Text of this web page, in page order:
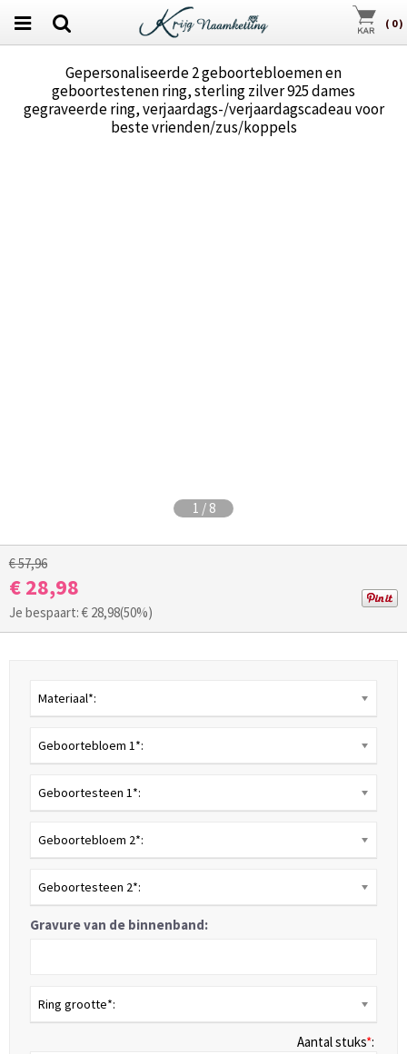
( 0)
Gepersonaliseerde 2 geboortebloemen en
geboortestenen ring, sterling zilver 925 dames
gegraveerde ring, verjaardags-/verjaardagscadeau voor
beste vrienden/zus/koppels
1 / 8
€ 57,96
€ 28,98
Je bespaart: € 28,98(50%)
Materiaal*:
Geboortebloem 1*:
Geboortesteen 1*:
Geboortebloem 2*:
Geboortesteen 2*:
Gravure van de binnenband:
Ring grootte*:
Aantal stuks*: